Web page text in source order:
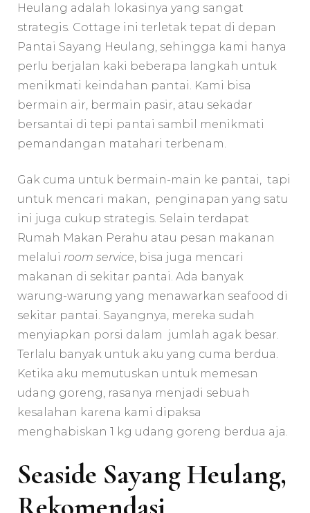
Heulang adalah lokasinya yang sangat
strategis. Cottage ini terletak tepat di depan
Pantai Sayang Heulang, sehingga kami hanya
perlu berjalan kaki beberapa langkah untuk
menikmati keindahan pantai. Kami bisa
bermain air, bermain pasir, atau sekadar
bersantai di tepi pantai sambil menikmati
pemandangan matahari terbenam.
Gak cuma untuk bermain-main ke pantai, tapi
untuk mencari makan, penginapan yang satu
ini juga cukup strategis. Selain terdapat
Rumah Makan Perahu atau pesan makanan
melalui room service , bisa juga mencari
makanan di sekitar pantai. Ada banyak
warung-warung yang menawarkan seafood di
sekitar pantai. Sayangnya, mereka sudah
menyiapkan porsi dalam jumlah agak besar.
Terlalu banyak untuk aku yang cuma berdua.
Ketika aku memutuskan untuk memesan
udang goreng, rasanya menjadi sebuah
kesalahan karena kami dipaksa
menghabiskan 1 kg udang goreng berdua aja.
Seaside Sayang Heulang,